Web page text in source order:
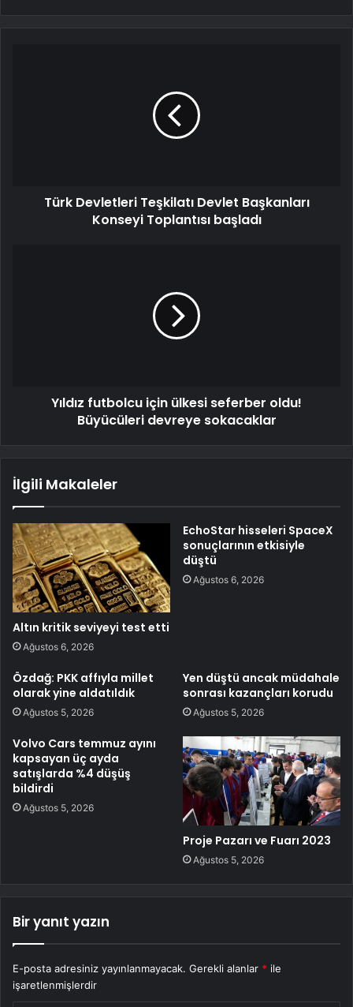
Türk Devletleri Teşkilatı Devlet Başkanları
Konseyi Toplantısı başladı
Yıldız futbolcu için ülkesi seferber oldu!
Büyücüleri devreye sokacaklar
İlgili Makaleler
Altın kritik seviyeyi test etti
Ağustos 6, 2026
EchoStar hisseleri SpaceX
sonuçlarının etkisiyle
düştü
Ağustos 6, 2026
Özdağ: PKK affıyla millet
olarak yine aldatıldık
Ağustos 5, 2026
Yen düştü ancak müdahale
sonrası kazançları korudu
Ağustos 5, 2026
Volvo Cars temmuz ayını
kapsayan üç ayda
satışlarda %4 düşüş
bildirdi
Ağustos 5, 2026
Proje Pazarı ve Fuarı 2023
Ağustos 5, 2026
Bir yanıt yazın
E-posta adresiniz yayınlanmayacak. Gerekli alanlar * ile
işaretlenmişlerdir